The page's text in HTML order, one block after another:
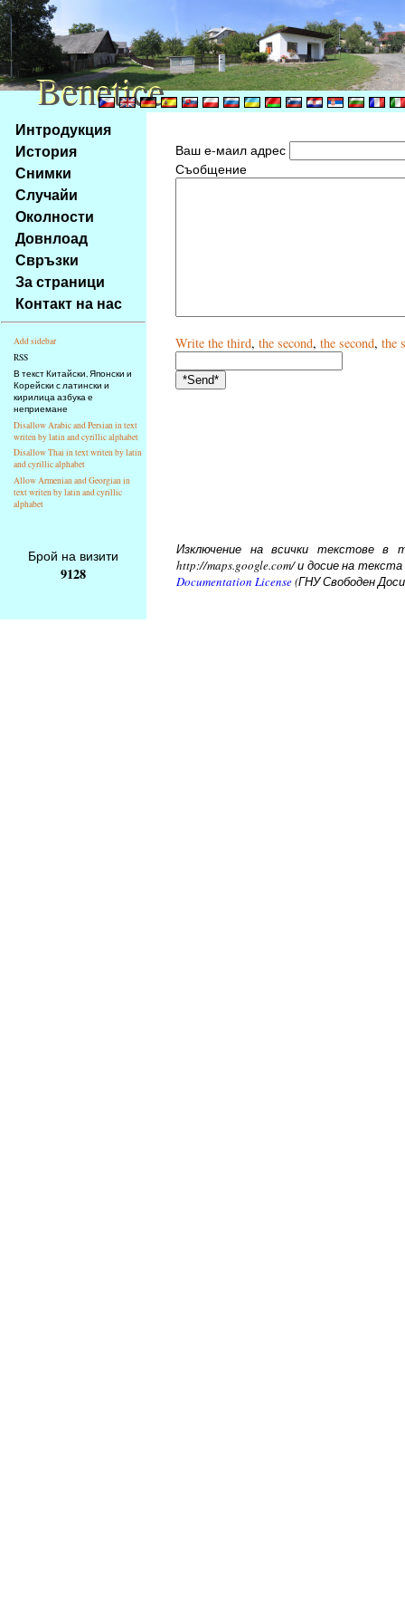
Na
obsah
stránky
Klávesové
zkratky
tomto
webu
základní
Hlavní
strana
Интродукция
История
Снимки
Случайи
Околности
Довнлоад
Свръзки
За страници
Контакт на нас
Add sidebar
RSS
В текст Китайски, Японски и
Корейски с латински и
кирилица азбука е
неприемане
Disallow Arabic and Persian in text
writen by latin and cyrillic alphabet
Disallow Thai in text writen by latin
and cyrillic alphabet
Allow Armenian and Georgian in
text writen by latin and cyrillic
alphabet
Ваш е-маил адрес
Съобщение
Write the third, the second, the second, the
Брой на визити
9128
Изключение на всички текстове в
http://maps.google.com/ и досие на
Documentation License(ГНУ Свободен
Benetice
Benetice